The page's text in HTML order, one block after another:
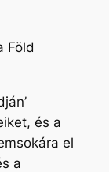
Föld
és a
el
a